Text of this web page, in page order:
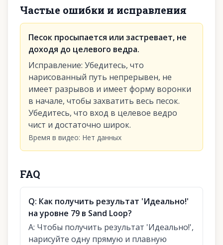
Частые ошибки и исправления
Песок просыпается или застревает, не
доходя до целевого ведра.
Исправление: Убедитесь, что
нарисованный путь непрерывен, не
имеет разрывов и имеет форму воронки
в начале, чтобы захватить весь песок.
Убедитесь, что вход в целевое ведро
чист и достаточно широк.
Время в видео: Нет данных
FAQ
Q: Как получить результат 'Идеально!'
на уровне 79 в Sand Loop?
A: Чтобы получить результат 'Идеально!',
нарисуйте одну прямую и плавную